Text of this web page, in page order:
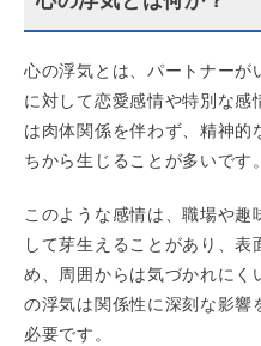
心の浮気とは、パートナーが
に対して恋愛感情や特別な
は肉体関係を伴わず、精神
ちから生じることが多いです。
このような感情は、職場や
して芽生えることがあり、
め、周囲からは気づかれにく
の浮気は関係性に深刻な影響
必要です。